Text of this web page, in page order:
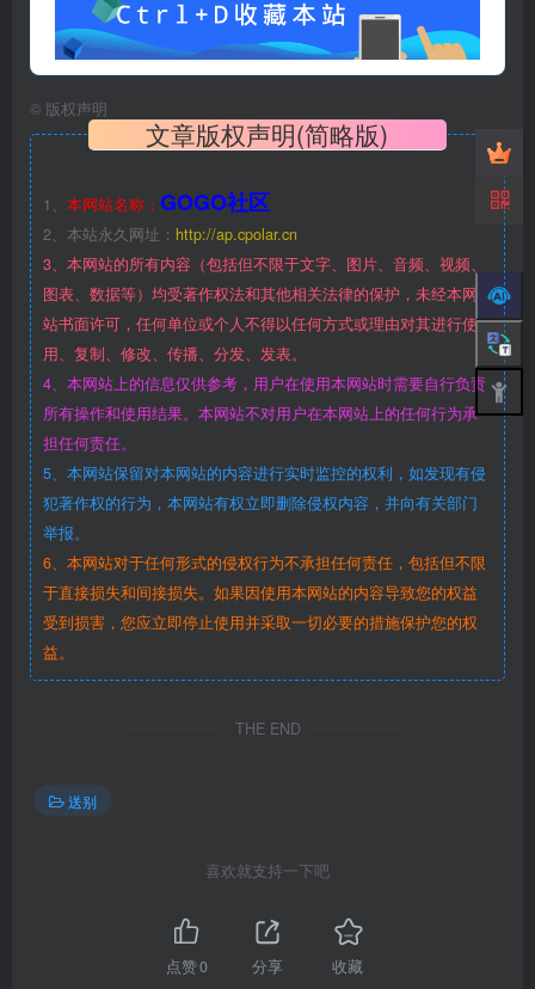
© 版权声明
文章版权声明(简略版)
1、 本网站名称： GOGO社区
2、本站永久网址： http://ap.cpolar.cn
3、本网站的所有内容（包括但不限于文字、图片、音频、视频、
图表、数据等）均受著作权法和其他相关法律的保护，未经本网
站书面许可，任何单位或个人不得以任何方式或理由对其进行使
用、复制、修改、传播、分发、发表。
4、本网站上的信息仅供参考，用户在使用本网站时需要自行负责
所有操作和使用结果。本网站不对用户在本网站上的任何行为承
担任何责任。
5、本网站保留对本网站的内容进行实时监控的权利，如发现有侵
犯著作权的行为，本网站有权立即删除侵权内容，并向有关部门
举报。
6、本网站对于任何形式的侵权行为不承担任何责任，包括但不限
于直接损失和间接损失。如果因使用本网站的内容导致您的权益
受到损害，您应立即停止使用并采取一切必要的措施保护您的权
益。
THE END
送别
喜欢就支持一下吧
点赞0 分享 收藏